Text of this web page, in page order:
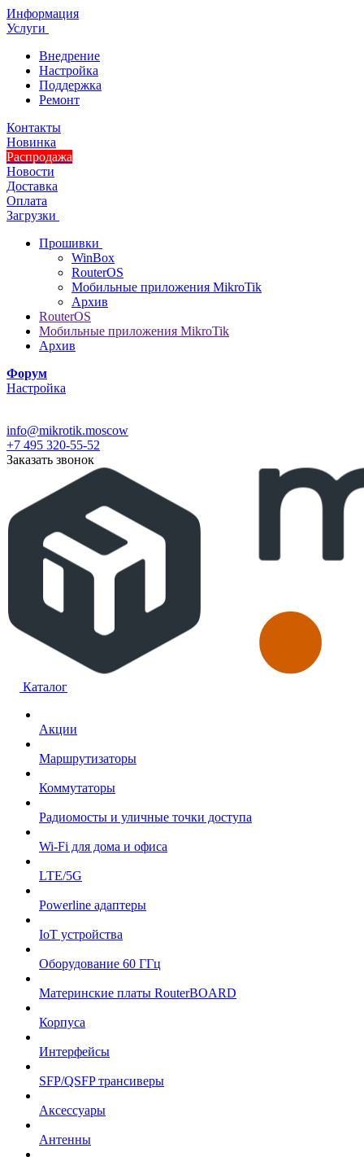
Информация
Услуги
Внедрение
Настройка
Поддержка
Ремонт
Контакты
Новинка
Распродажа
Новости
Доставка
Оплата
Загрузки
Прошивки
WinBox
RouterOS
Мобильные приложения MikroTik
Архив
RouterOS
Мобильные приложения MikroTik
Архив
Форум
Настройка
info@mikrotik.moscow
+7 495 320-55-52
Заказать звонок
Каталог
Акции
Маршрутизаторы
Коммутаторы
Радиомосты и уличные точки доступа
Wi-Fi для дома и офиса
LTE/5G
Powerline адаптеры
IoT устройства
Оборудование 60 ГГц
Материнские платы RouterBOARD
Корпуса
Интерфейсы
SFP/QSFP трансиверы
Аксессуары
Антенны